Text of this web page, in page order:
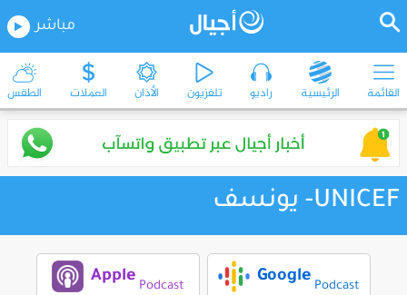
مباشر
القائمة الرئيسية راديو تلفزيون الأذان العملات الطقس
UNICEF- يونسف
Google
Podcast
Apple
Podcast